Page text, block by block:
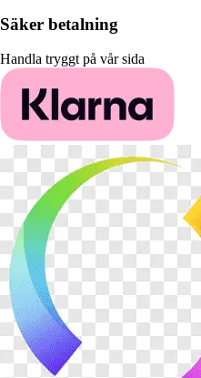
Säker betalning
Handla tryggt på vår sida